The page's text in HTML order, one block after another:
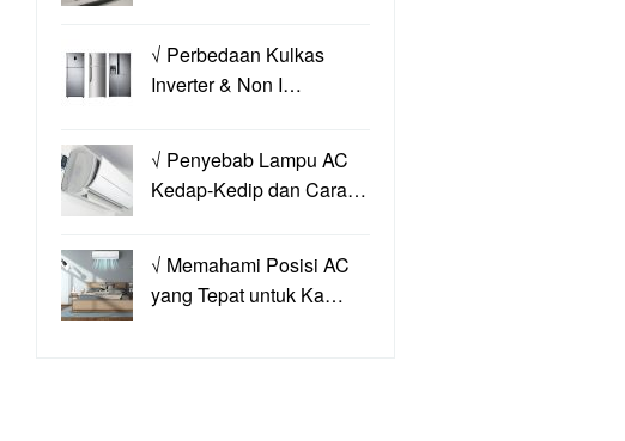
√ Perbedaan Kulkas
Inverter & Non I…
√ Penyebab Lampu AC
Kedap-Kedip dan Cara…
√ Memahami Posisi AC
yang Tepat untuk Ka…